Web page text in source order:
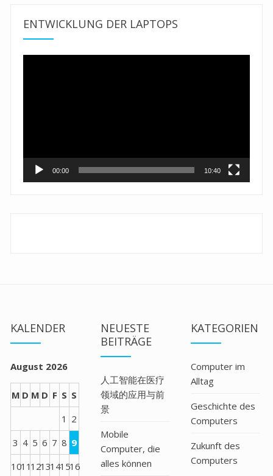
ENTWICKLUNG DER LAPTOPS
00:00 10:40
KALENDER
August 2026
M D M D F S S
1 2
3 4 5 6 7 8 9
10111213141516
NEUESTE
BEITRÄGE
人工智能在医疗
领域的应用与前
景
Mobile
Computer, die
alles können
KATEGORIEN
Computer im
Alltag
Geschichte des
Computers
Zukunft des
Computers